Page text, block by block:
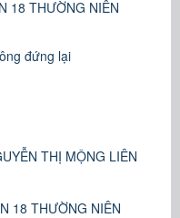
18 THƯỜNG NIÊN
đứng lại
THỊ MỘNG LIÊN
18 THƯỜNG NIÊN